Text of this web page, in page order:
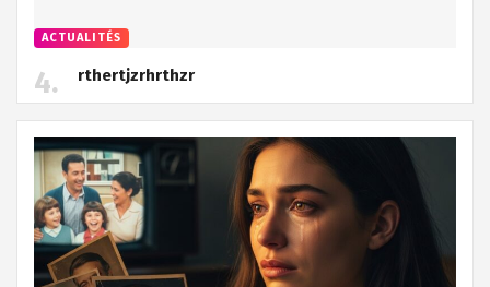
ACTUALITÉS
rthertjzrhrthzr